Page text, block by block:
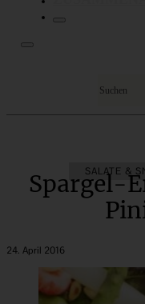
SALATE &
Spargel-
24. April 2016